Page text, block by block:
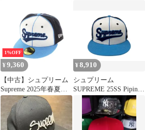
1%OFF
¥ 9,360
【中古】シュプリーム
Supreme 2025年春夏
Piping Script Logo New
Era ポリエステル キャ
ップ ネイビーxライト
ブルー【サイズ7 3/4】
¥8,910
シュプリーム
SUPREME 25SS Piping
Script Logo New Era パ
イピング スクリプト ロ
ゴ ニューエラ 刺繍 6P
ベースボール キャップ